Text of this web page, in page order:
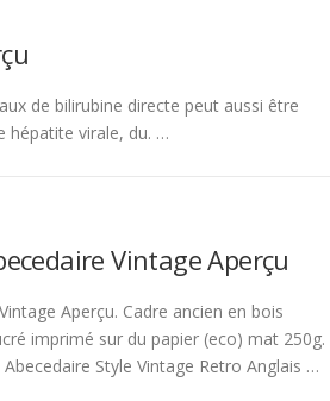
de bilirubine directe peut aussi être
hépatite virale, du. …
Vintage Aperçu
Aperçu. Cadre ancien en bois
imprimé sur du papier (eco) mat 250g.
Style Vintage Retro Anglais …